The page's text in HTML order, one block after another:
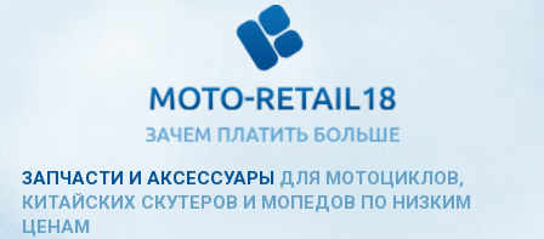
ЗАПЧАСТИ И АКСЕССУАРЫДЛЯ МОТОЦИКЛОВ,
КИТАЙСКИХ СКУТЕРОВ И МОПЕДОВ ПО НИЗКИМ
ЦЕНАМ